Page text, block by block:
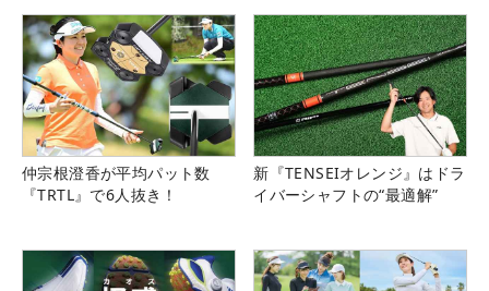
仲宗根澄香が平均パット数
『TRTL』で6人抜き！
新『TENSEIオレンジ』はドラ
イバーシャフトの“最適解”